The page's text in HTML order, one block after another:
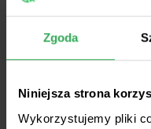
Zgoda
Niniejsza strona
Wykorzystujemy pliki